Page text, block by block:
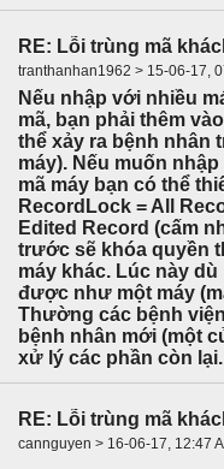
RE: Lỗi trùng mã
tranthanhan1962 > 15-06-17,
Nếu nhập với nhiều
mã, bạn phải thêm
thể xảy ra bệnh nhân
máy). Nếu muốn
mã máy bạn có thể
RecordLock = All
Edited Record (cấm
trước sẽ khóa quyền
máy khác. Lúc này
được như một máy
Thường các bệnh
bệnh nhân mới (một
xử lý các phần còn lại.
RE: Lỗi trùng mã
cannguyen > 16-06-17, 12:47